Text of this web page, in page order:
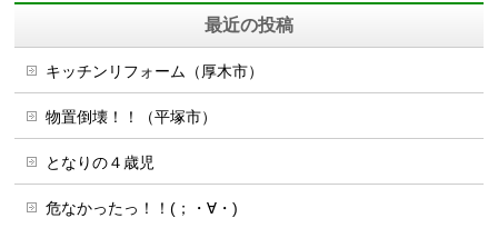
最近の投稿
キッチンリフォーム（厚木市）
物置倒壊！！（平塚市）
となりの４歳児
危なかったっ！！(；・∀・)